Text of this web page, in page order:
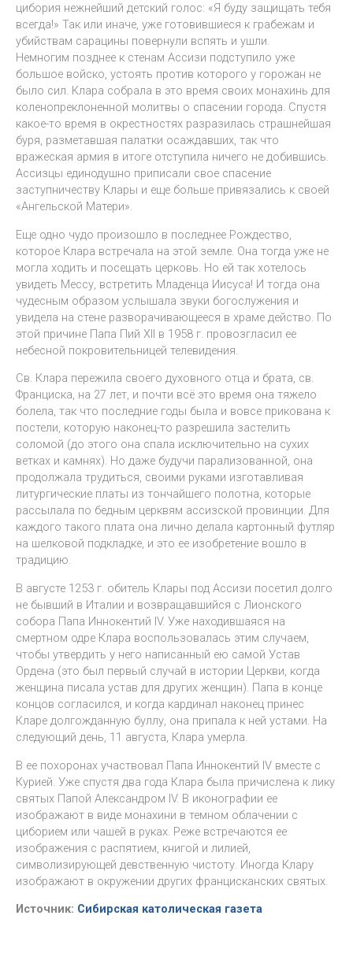
цибория нежнейший детский голос: «Я буду защищать тебя
всегда!» Так или иначе, уже готовившиеся к грабежам и
убийствам сарацины повернули вспять и ушли.
Немногим позднее к стенам Ассизи подступило уже
большое войско, устоять против которого у горожан не
было сил. Клара собрала в это время своих монахинь для
коленопреклоненной молитвы о спасении города. Спустя
какое-то время в окрестностях разразилась страшнейшая
буря, разметавшая палатки осаждавших, так что
вражеская армия в итоге отступила ничего не добившись.
Ассизцы единодушно приписали свое спасение
заступничеству Клары и еще больше привязались к своей
«Ангельской Матери».
Еще одно чудо произошло в последнее Рождество,
которое Клара встречала на этой земле. Она тогда уже не
могла ходить и посещать церковь. Но ей так хотелось
увидеть Мессу, встретить Младенца Иисуса! И тогда она
чудесным образом услышала звуки богослужения и
увидела на стене разворачивающееся в храме действо. По
этой причине Папа Пий XII в 1958 г. провозгласил ее
небесной покровительницей телевидения.
Св. Клара пережила своего духовного отца и брата, св.
Франциска, на 27 лет, и почти всё это время она тяжело
болела, так что последние годы была и вовсе прикована к
постели, которую наконец-то разрешила застелить
соломой (до этого она спала исключительно на сухих
ветках и камнях). Но даже будучи парализованной, она
продолжала трудиться, своими руками изготавливая
литургические платы из тончайшего полотна, которые
рассылала по бедным церквям ассизской провинции. Для
каждого такого плата она лично делала картонный футляр
на шелковой подкладке, и это ее изобретение вошло в
традицию.
В августе 1253 г. обитель Клары под Ассизи посетил долго
не бывший в Италии и возвращавшийся с Лионского
собора Папа Иннокентий IV. Уже находившаяся на
смертном одре Клара воспользовалась этим случаем,
чтобы утвердить у него написанный ею самой Устав
Ордена (это был первый случай в истории Церкви, когда
женщина писала устав для других женщин). Папа в конце
концов согласился, и когда кардинал наконец принес
Кларе долгожданную буллу, она припала к ней устами. На
следующий день, 11 августа, Клара умерла.
В ее похоронах участвовал Папа Иннокентий IV вместе с
Курией. Уже спустя два года Клара была причислена к лику
святых Папой Александром IV. В иконографии ее
изображают в виде монахини в темном облачении с
циборием или чашей в руках. Реже встречаются ее
изображения с распятием, книгой и лилией,
символизирующей девственную чистоту. Иногда Клару
изображают в окружении других францисканских святых.
Источник: Сибирская католическая газета